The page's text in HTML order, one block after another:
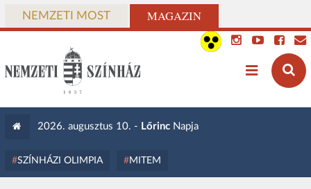
NEMZETI MOST MAGAZIN
2026. augusztus 10. - LőrincNapja
SZÍNHÁZI OLIMPIA MITEM